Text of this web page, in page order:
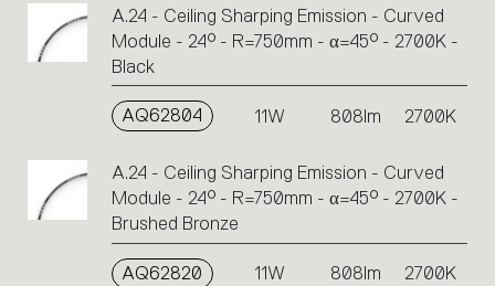
A.24 - Ceiling Sharping Emission - Curved
Module - 24° - R=750mm - α=45° - 2700K -
Black
AQ62804 11W 808lm 2700K
A.24 - Ceiling Sharping Emission - Curved
Module - 24° - R=750mm - α=45° - 2700K -
Brushed Bronze
AQ62820 11W 808lm 2700K